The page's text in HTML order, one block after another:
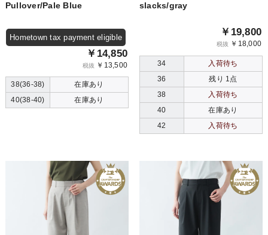
Pullover/Pale Blue
Hometown tax payment eligible
￥14,850
税抜 ￥13,500
38(36-38)
在庫あり
40(38-40)
在庫あり
slacks/gray
￥19,800
税抜 ￥18,000
34
入荷待ち
36
残り 1点
38
入荷待ち
40
在庫あり
42
入荷待ち